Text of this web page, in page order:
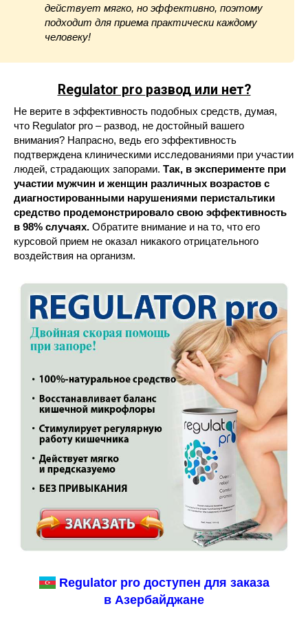
действует мягко, но эффективно, поэтому
подходит для приема практически каждому
человеку!
Regulator pro развод или нет?
Не верите в эффективность подобных средств, думая,
что Regulator pro – развод, не достойный вашего
внимания? Напрасно, ведь его эффективность
подтверждена клиническими исследованиями при участии
людей, страдающих запорами. Так, в эксперименте при
участии мужчин и женщин различных возрастов с
диагностированными нарушениями перистальтики
средство продемонстрировало свою эффективность
в 98% случаях. Обратите внимание и на то, что его
курсовой прием не оказал никакого отрицательного
воздействия на организм.
Regulator pro доступен для заказа
в Азербайджане